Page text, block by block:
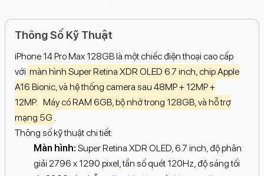
Thông Số Kỹ Thuật
iPhone 14 Pro Max 128GB là một chiếc điện thoại cao cấp
với màn hình Super Retina XDR OLED 6.7 inch, chip Apple
A16 Bionic, và hệ thống camera sau 48MP + 12MP +
12MP. Máy có RAM 6GB, bộ nhớ trong 128GB, và hỗ trợ
mạng 5G
Thông số kỹ thuật chi tiết:
Màn hình: Super Retina XDR OLED, 6.7 inch, độ phân
giải 2796 x 1290 pixel, tần số quét 120Hz, độ sáng tối